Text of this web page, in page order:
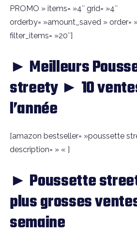
PROMO » items= »4″ grid= »4″
orderby= »amount_saved » order=
filter_items= »20″]
► Meilleurs
streety ► 10
l’année
[amazon bestseller= »poussette
description= » « ]
► Poussette
plus grosses
semaine